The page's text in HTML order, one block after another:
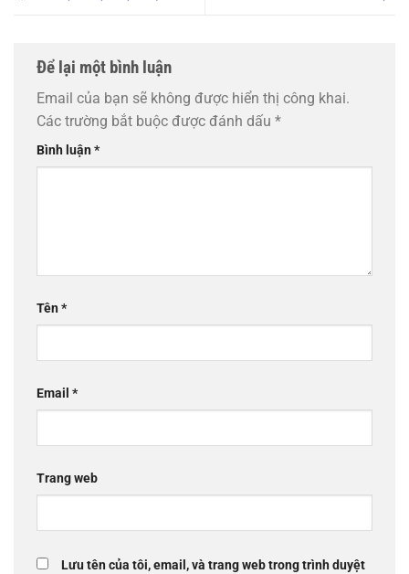
Để lại một bình luận
Email của bạn sẽ không được hiển thị công khai.
Các trường bắt buộc được đánh dấu *
Bình luận*
Tên*
Email *
Trang web
Lưu tên của tôi, email, và trang web trong trình duyệt